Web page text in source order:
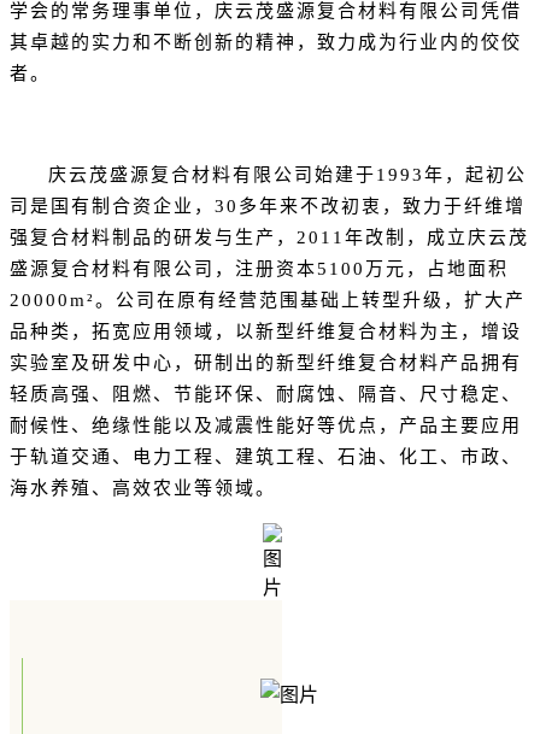
学会的常务理事单位，庆云茂盛源复合材料有限公司凭借
其卓越的实力和不断创新的精神，致力成为行业内的佼佼
者。
庆云茂盛源复合材料有限公司始建于1993年，起初公
司是国有制合资企业，30多年来不改初衷，致力于纤维增
强复合材料制品的研发与生产，2011年改制，成立庆云茂
盛源复合材料有限公司，注册资本5100万元，占地面积
20000m²。公司在原有经营范围基础上转型升级，扩大产
品种类，拓宽应用领域，以新型纤维复合材料为主，增设
实验室及研发中心，研制出的新型纤维复合材料产品拥有
轻质高强、阻燃、节能环保、耐腐蚀、隔音、尺寸稳定、
耐候性、绝缘性能以及减震性能好等优点，产品主要应用
于轨道交通、电力工程、建筑工程、石油、化工、市政、
海水养殖、高效农业等领域。